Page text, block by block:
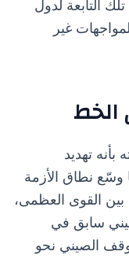
التابعة لدول
غير
الخط
تهديد
وسّع نطاق الأزمة
بين القوى العظمى،
سابق في
الصيني نحو